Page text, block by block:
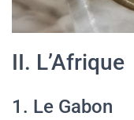
II. L’Afrique
1. Le Gabon